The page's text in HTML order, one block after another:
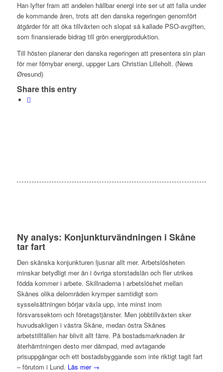
Han lyfter fram att andelen hållbar energi inte ser ut att falla under
de kommande åren, trots att den danska regeringen genomfört
åtgärder för att öka tillväxten och slopat så kallade PSO-avgiften,
som finansierade bidrag till grön energiproduktion.
Till hösten planerar den danska regeringen att presentera sin plan
för mer förnybar energi, uppger Lars Christian Lilleholt. (News
Øresund)
Share this entry
Ny analys: Konjunkturvändningen i Skåne
tar fart
Den skånska konjunkturen ljusnar allt mer. Arbetslösheten
minskar betydligt mer än i övriga storstadslän och fler utrikes
födda kommer i arbete. Skillnaderna i arbetslöshet mellan
Skånes olika delområden krymper samtidigt som
sysselsättningen börjar växla upp, inte minst inom
försvarssektorn och företagstjänster. Men jobbtillväxten sker
huvudsakligen i västra Skåne, medan östra Skånes
arbetstillfällen har blivit allt färre. På bostadsmarknaden är
återhämtningen desto mer dämpad, med avtagande
prisuppgångar och ett bostadsbyggande som inte riktigt tagit fart
– förutom i Lund. Läs mer →